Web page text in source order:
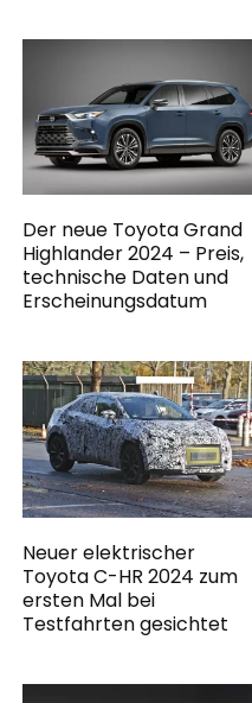
Der neue Toyota Grand
Highlander 2024 – Preis,
technische Daten und
Erscheinungsdatum
Neuer elektrischer
Toyota C-HR 2024 zum
ersten Mal bei
Testfahrten gesichtet